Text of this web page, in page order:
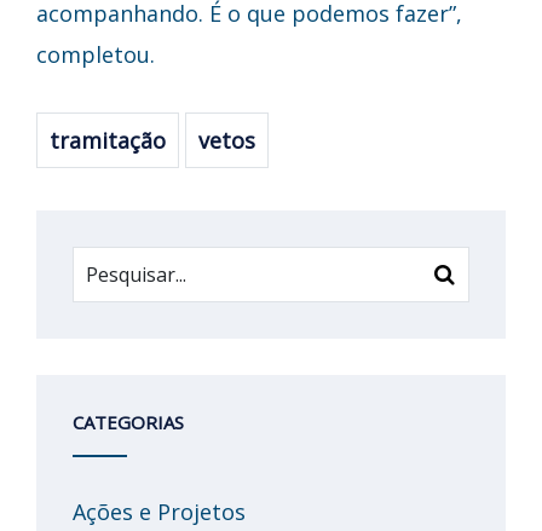
acompanhando. É o que podemos fazer”,
completou.
tramitação vetos
CATEGORIAS
Ações e Projetos